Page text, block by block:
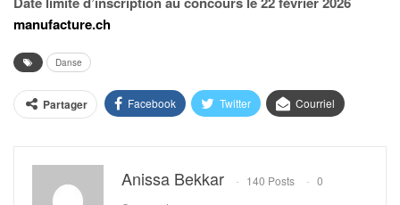
manufacture.ch
Danse
Partager Facebook Twitter Courriel
Anissa Bekkar 140 Posts
0